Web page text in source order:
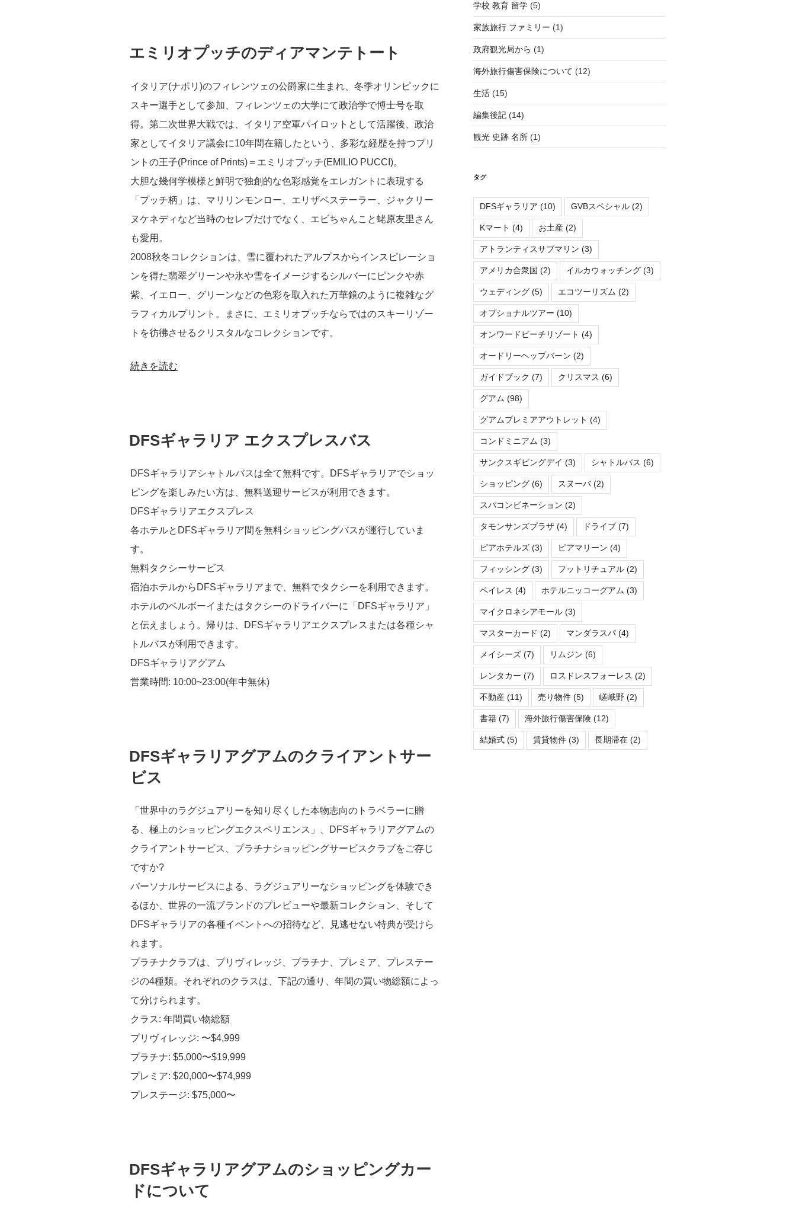
ル
抗
酸
化
効
果
エ
ザ
ベ
ス
ア
ー
デ
ン
ジ”
稿
エミリオプッチのディアマンテトート
イタリア(ナポリ)のフィレンツェの公爵家に生まれ、冬季オリンピックに
スキー選手として参加、フィレンツェの大学にて政治学で博士号を取
得。第二次世界大戦では、イタリア空軍パイロットとして活躍後、政治
家としてイタリア議会に10年間在籍したという、多彩な経歴を持つプリ
ントの王子(Prince of Prints)＝エミリオプッチ(EMILIO PUCCI)。
大胆な幾何学模様と鮮明で独創的な色彩感覚をエレガントに表現する
「プッチ柄」は、マリリンモンロー、エリザベステーラー、ジャクリー
ヌケネディなど当時のセレブだけでなく、エビちゃんこと蛯原友里さん
も愛用。
2008秋冬コレクションは、雪に覆われたアルプスからインスピレーショ
ンを得た翡翠グリーンや氷や雪をイメージするシルバーにピンクや赤
紫、イエロー、グリーンなどの色彩を取入れた万華鏡のように複雑なグ
ラフィカルプリント。まさに、エミリオプッチならではのスキーリゾー
トを彷彿させるクリスタルなコレクションです。
“エ
プ
チ
の
デ
ィ
ア
マ
ン
テ
ト
ー
ト”
の
続きを読む
DFSギャラリア エクスプレスバス
DFSギャラリアシャトルバスは全て無料です。DFSギャラリアでショッ
ピングを楽しみたい方は、無料送迎サービスが利用できます。
DFSギャラリアエクスプレス
各ホテルとDFSギャラリア間を無料ショッピングバスが運行していま
す。
無料タクシーサービス
宿泊ホテルからDFSギャラリアまで、無料でタクシーを利用できます。
ホテルのベルボーイまたはタクシーのドライバーに「DFSギャラリア」
と伝えましょう。帰りは、DFSギャラリアエクスプレスまたは各種シャ
トルバスが利用できます。
DFSギャラリアグアム
営業時間: 10:00~23:00(年中無休)
DFSギャラリアグアムのクライアントサー
ビス
「世界中のラグジュアリーを知り尽くした本物志向のトラベラーに贈
る、極上のショッピングエクスペリエンス」、DFSギャラリアグアムの
クライアントサービス、プラチナショッピングサービスクラブをご存じ
ですか?
パーソナルサービスによる、ラグジュアリーなショッピングを体験でき
るほか、世界の一流ブランドのプレビューや最新コレクション、そして
DFSギャラリアの各種イベントへの招待など、見逃せない特典が受けら
れます。
プラチナクラブは、プリヴィレッジ、プラチナ、プレミア、プレステー
ジの4種類。それぞれのクラスは、下記の通り、年間の買い物総額によっ
て分けられます。
クラス: 年間買い物総額
プリヴィレッジ: 〜$4,999
プラチナ: $5,000〜$19,999
プレミア: $20,000〜$74,999
プレステージ: $75,000〜
DFSギャラリアグアムのショッピングカー
ドについて
学校 教育 留学(5)
家族旅行 ファミリー (1)
政府観光局から (1)
海外旅行傷害保険について (12)
生活(15)
編集後記(14)
観光 史跡 名所(1)
タグ
DFSギャラリア (10) GVBスペシャル(2)
Kマート (4) お土産(2)
アトランティスサブマリン (3)
アメリカ合衆国 (2) イルカウォッチング(3)
ウェディング(5) エコツーリズム (2)
オプショナルツアー (10)
オンワードビーチリゾート (4)
オードリーヘップバーン (2)
ガイドブック (7) クリスマス (6)
グアム (98)
グアムプレミアアウトレット (4)
コンドミニアム (3)
サンクスギビングデイ (3) シャトルバス (6)
ショッピング(6) スヌーバ(2)
スパコンビネーション (2)
タモンサンズプラザ(4) ドライブ(7)
ピアホテルズ(3) ピアマリーン (4)
フィッシング(3) フットリチュアル(2)
ペイレス (4) ホテルニッコーグアム (3)
マイクロネシアモール(3)
マスターカード (2) マンダラスパ(4)
メイシーズ(7) リムジン (6)
レンタカー (7) ロスドレスフォーレス (2)
不動産(11) 売り物件(5) 嵯峨野(2)
書籍(7) 海外旅行傷害保険(12)
結婚式(5) 賃貸物件(3) 長期滞在(2)